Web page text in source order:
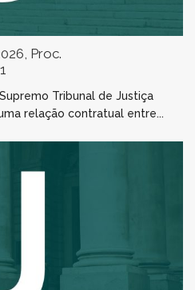
Proc.
Tribunal de Justiça
relação contratual entre...